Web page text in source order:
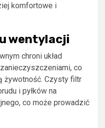
komfortowe i
wentylacji
chroni układ
co
żywotność. Czysty filtr
i pyłków na
co może prowadzić